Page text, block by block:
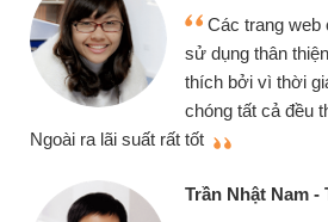
vay tiền online
hiểu.Tôi rất
ngân nhanh
hiện Online.
thiệu cho bạn bè biết